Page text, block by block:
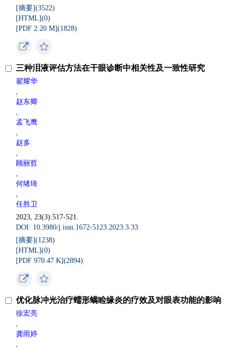
[摘要](3522)
[HTML](0)
[PDF 2.20 M](1828)
三种泪液评估方法在干眼诊断中相关性及一致性研究
翟耀华
,
赵东卿
,
孟飞鹰
,
赵多
,
顾丽哲
,
何绪琦
,
任胜卫
2023, 23(3):517-521.
DOI: 10.3980/j.issn.1672-5123.2023.3.33
[摘要](1238)
[HTML](0)
[PDF 970.47 K](2894)
优化脉冲光治疗蠕形螨睑缘炎的疗效及对眼表功能的影响
徐宏亮
,
龚雨婷
,